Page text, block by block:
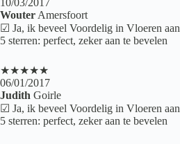
10/03/2017
Wouter Amersfoort
☑ Ja, ik beveel Voordelig in Vloeren aan
5 sterren: perfect, zeker aan te bevelen
★★★★★
06/01/2017
Judith Goirle
☑ Ja, ik beveel Voordelig in Vloeren aan
5 sterren: perfect, zeker aan te bevelen